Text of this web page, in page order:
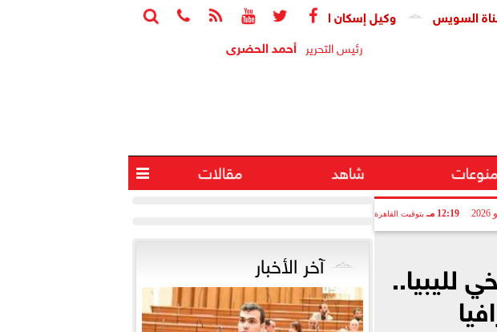






وكيل إسكان النواب: الوحدات المغلقة ثروة قومية معطلة واستغلالها يخفف أزمة
رئيس التحرير أحمد الحضرى
منوعات شاهد مقالات 
12:19 مـ بتوقيت القاهرة
لليبيا.. آخر الأخبار